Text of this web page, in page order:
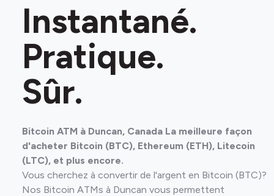
Instantané.
Pratique.
Sûr.
Bitcoin ATM à Duncan, Canada La meilleure façon
d'acheter Bitcoin (BTC), Ethereum (ETH), Litecoin
(LTC), et plus encore.
Vous cherchez à convertir de l'argent en Bitcoin (BTC)?
Nos Bitcoin ATMs à Duncan vous permettent